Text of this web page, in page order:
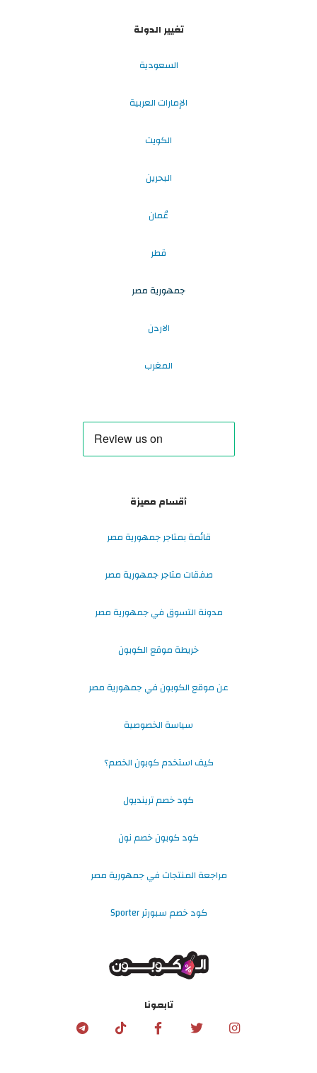
تغيير الدولة
السعودية
الإمارات العربية
الكويت
البحرين
عُمان
قطر
جمهورية مصر
الاردن
المغرب
أقسام مميزة
قائمة بمتاجر جمهورية مصر
صفقات متاجر جمهورية مصر
مدونة التسوق في جمهورية مصر
خريطة موقع الكوبون
عن موقع الكوبون في جمهورية مصر
سياسة الخصوصية
كيف استخدم كوبون الخصم؟
كود خصم ترينديول
كود كوبون خصم نون
مراجعة المنتجات في جمهورية مصر
كود خصم سبورتر Sporter
تابعونا